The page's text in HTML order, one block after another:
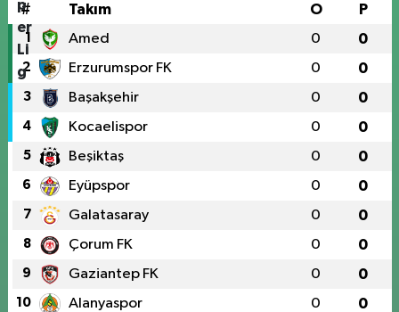
# Takım O P
1 Amed 0 0
2 Erzurumspor FK 0 0
3 Başakşehir 0 0
4 Kocaelispor 0 0
5 Beşiktaş 0 0
6 Eyüpspor 0 0
7 Galatasaray 0 0
8 Çorum FK 0 0
9 Gaziantep FK 0 0
10 Alanyaspor 0 0